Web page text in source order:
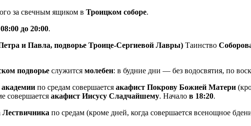
за свечным ящиком в Троицком соборе.
до 20:00.
и Павла, подворье Троице-Сергиевой Лавры) Таинство
подворье служится молебен: в будние дни — без водосвятия, по
по средам совершается акафист Покрову Божией Матери
совершается акафист Иисусу Сладчайшему. Начало в 18:20.
Лествичника по средам (кроме дней, когда совершается всенощное